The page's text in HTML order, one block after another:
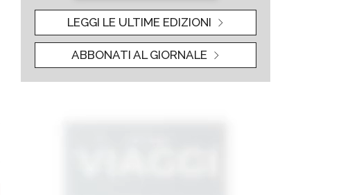
LEGGI LE ULTIME EDIZIONI
ABBONATI AL GIORNALE